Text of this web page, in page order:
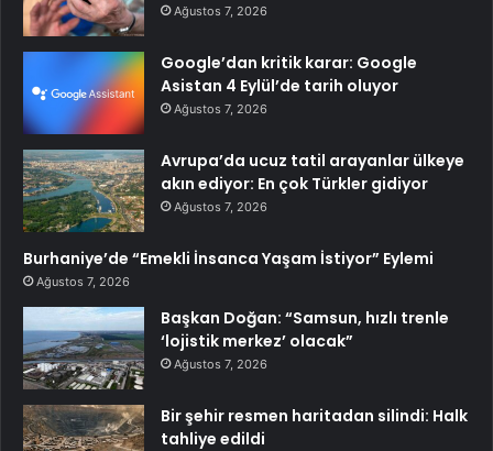
Ağustos 7, 2026
Google’dan kritik karar: Google
Asistan 4 Eylül’de tarih oluyor
Ağustos 7, 2026
Avrupa’da ucuz tatil arayanlar ülkeye
akın ediyor: En çok Türkler gidiyor
Ağustos 7, 2026
Burhaniye’de “Emekli İnsanca Yaşam İstiyor” Eylemi
Ağustos 7, 2026
Başkan Doğan: “Samsun, hızlı trenle
‘lojistik merkez’ olacak”
Ağustos 7, 2026
Bir şehir resmen haritadan silindi: Halk
tahliye edildi